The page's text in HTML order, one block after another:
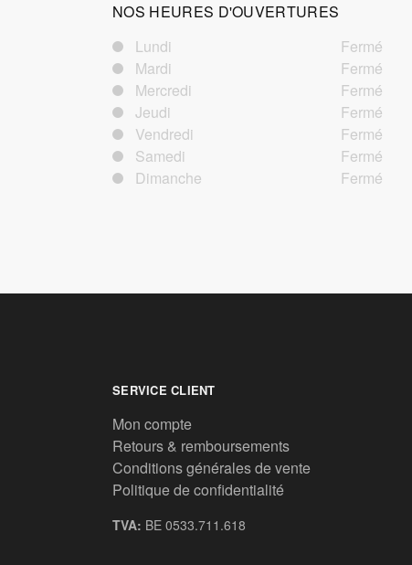
NOS HEURES D'OUVERTURES
Lundi
Fermé
Mardi
Fermé
Mercredi
Fermé
Jeudi
Fermé
Vendredi
Fermé
Samedi
Fermé
Dimanche
Fermé
SERVICE CLIENT
Mon compte
Retours & remboursements
Conditions générales de vente
Politique de confidentialité
TVA: BE 0533.711.618